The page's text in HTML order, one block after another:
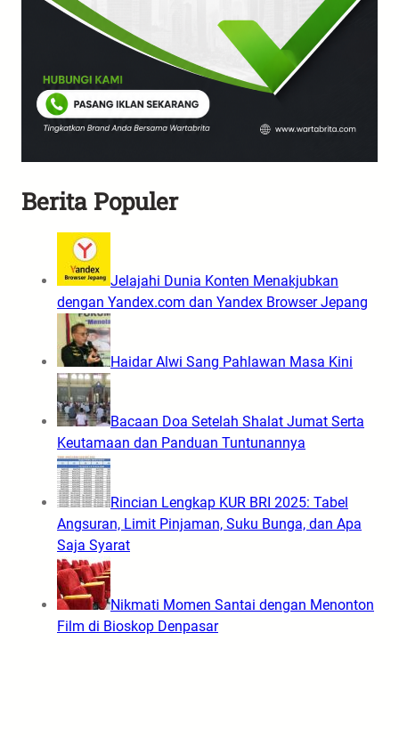
Berita Populer
Jelajahi Dunia Konten Menakjubkan
dengan Yandex.com dan Yandex Browser Jepang
Haidar Alwi Sang Pahlawan Masa Kini
Bacaan Doa Setelah Shalat Jumat Serta
Keutamaan dan Panduan Tuntunannya
Rincian Lengkap KUR BRI 2025: Tabel
Angsuran, Limit Pinjaman, Suku Bunga, dan Apa
Saja Syarat
Nikmati Momen Santai dengan Menonton
Film di Bioskop Denpasar